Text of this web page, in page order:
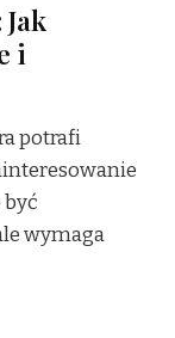
i
potrafi
wymaga